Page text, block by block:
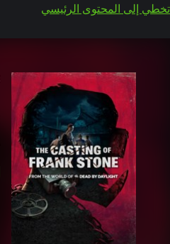
تخطي إلى المحتوى الرئيسي